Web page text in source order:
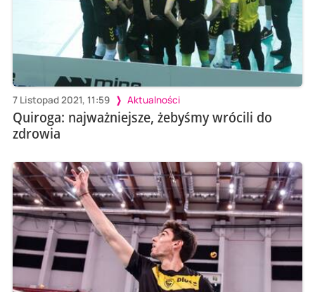
7 Listopad 2021, 11:59 Aktualności
Quiroga: najważniejsze, żebyśmy wrócili do
zdrowia